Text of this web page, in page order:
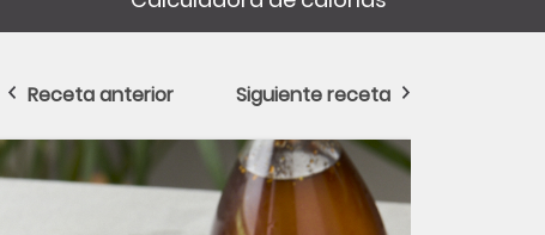
Receta anterior Siguiente receta